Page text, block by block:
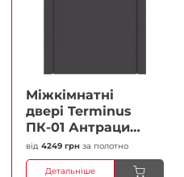
Міжкімнатні
двері Terminus
ПК-01 Антрацит
(п/п) Глухі
Плівка
від 4249 грн за полотно
Детальніше